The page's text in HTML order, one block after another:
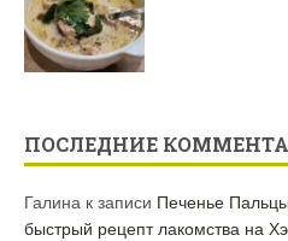
ПОСЛЕДНИЕ
Галина к записи Печенье
быстрый рецепт лакомства на